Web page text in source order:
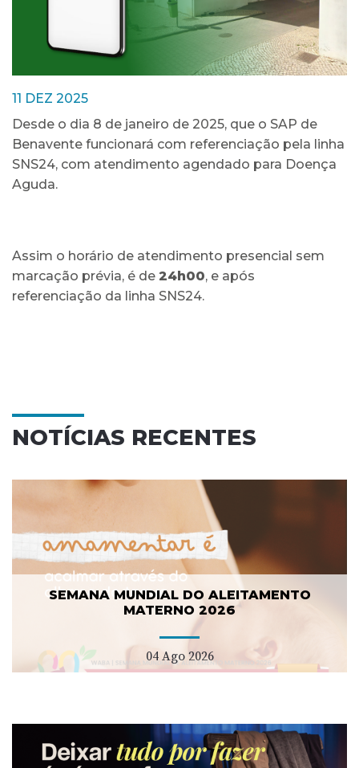
11 DEZ 2025
Desde o dia 8 de janeiro de 2025, que o SAP de
Benavente funcionará com referenciação pela linha
SNS24, com atendimento agendado para Doença
Aguda.
Assim o horário de atendimento presencial sem
marcação prévia, é de 24h00, e após
referenciação da linha SNS24.
NOTÍCIAS RECENTES
SEMANA MUNDIAL DO ALEITAMENTO
MATERNO 2026
04 Ago 2026